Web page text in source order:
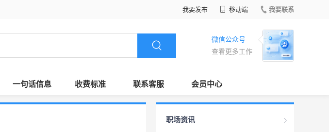
我要发布 移动端 我要联系
微信公众号
查看更多工作
一句话信息 收费标准 联系客服 会员中心
职场资讯